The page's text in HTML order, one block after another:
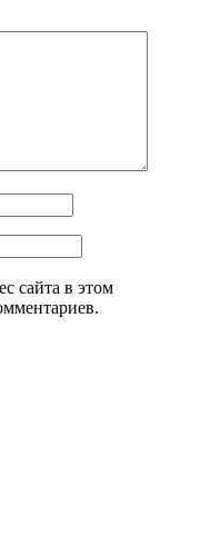
сайта в этом